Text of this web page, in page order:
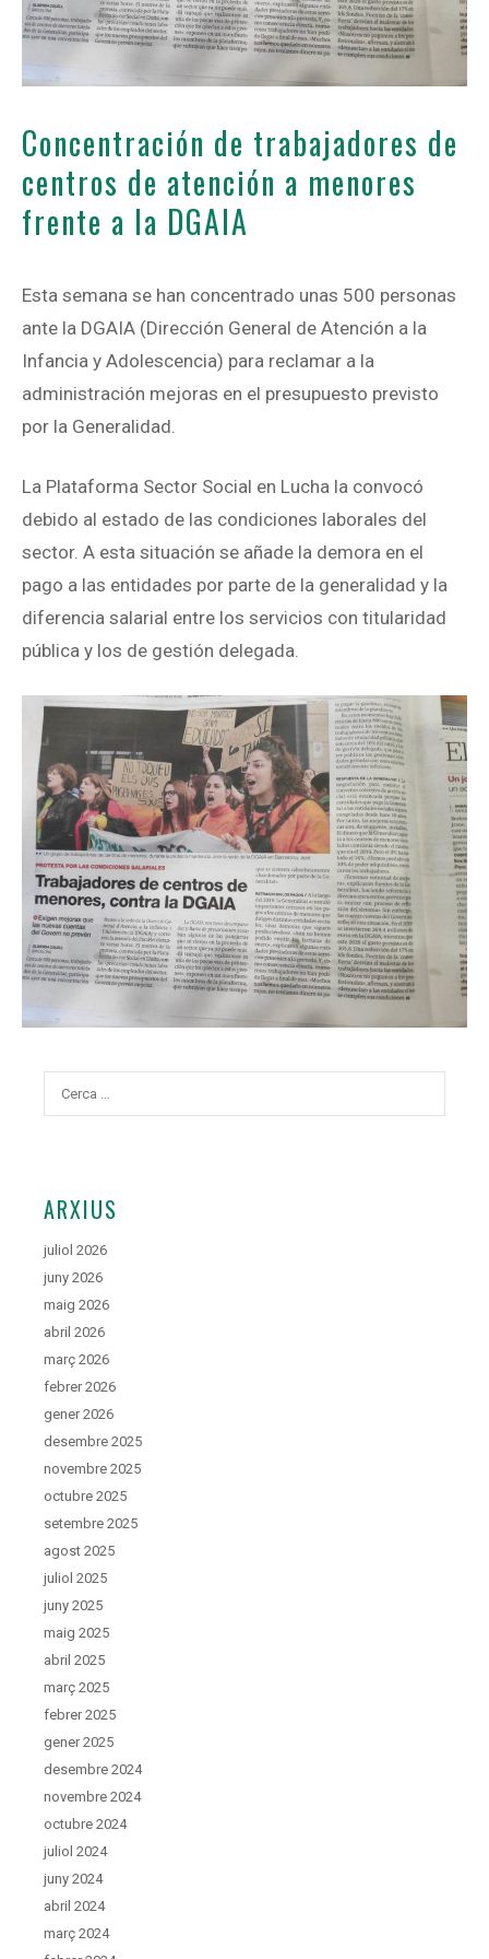
Concentración de trabajadores de
centros de atención a menores
frente a la DGAIA
Esta semana se han concentrado unas 500 personas
ante la DGAIA (Dirección General de Atención a la
Infancia y Adolescencia) para reclamar a la
administración mejoras en el presupuesto previsto
por la Generalidad.
La Plataforma Sector Social en Lucha la convocó
debido al estado de las condiciones laborales del
sector. A esta situación se añade la demora en el
pago a las entidades por parte de la generalidad y la
diferencia salarial entre los servicios con titularidad
pública y los de gestión delegada.
ARXIUS
juliol 2026
juny 2026
maig 2026
abril 2026
març 2026
febrer 2026
gener 2026
desembre 2025
novembre 2025
octubre 2025
setembre 2025
agost 2025
juliol 2025
juny 2025
maig 2025
abril 2025
març 2025
febrer 2025
gener 2025
desembre 2024
novembre 2024
octubre 2024
juliol 2024
juny 2024
abril 2024
març 2024